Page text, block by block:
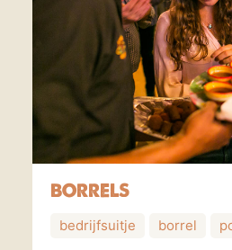
BORRELS
bedrijfsuitje borrel